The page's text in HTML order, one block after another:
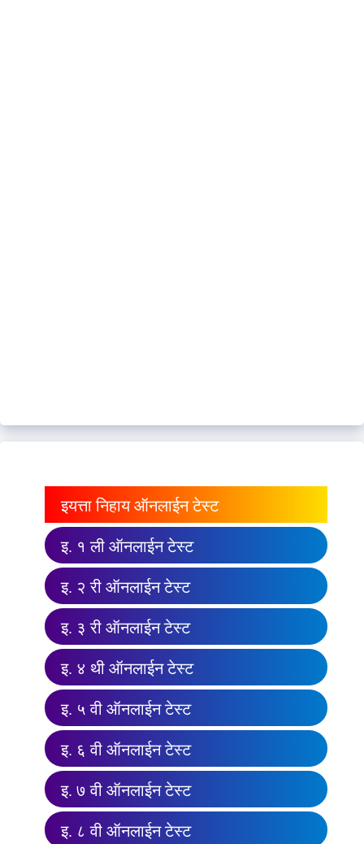
इयत्ता निहाय ऑनलाईन टेस्ट
इ. १ ली ऑनलाईन टेस्ट
इ. २ री ऑनलाईन टेस्ट
इ. ३ री ऑनलाईन टेस्ट
इ. ४ थी ऑनलाईन टेस्ट
इ. ५ वी ऑनलाईन टेस्ट
इ. ६ वी ऑनलाईन टेस्ट
इ. ७ वी ऑनलाईन टेस्ट
इ. ८ वी ऑनलाईन टेस्ट